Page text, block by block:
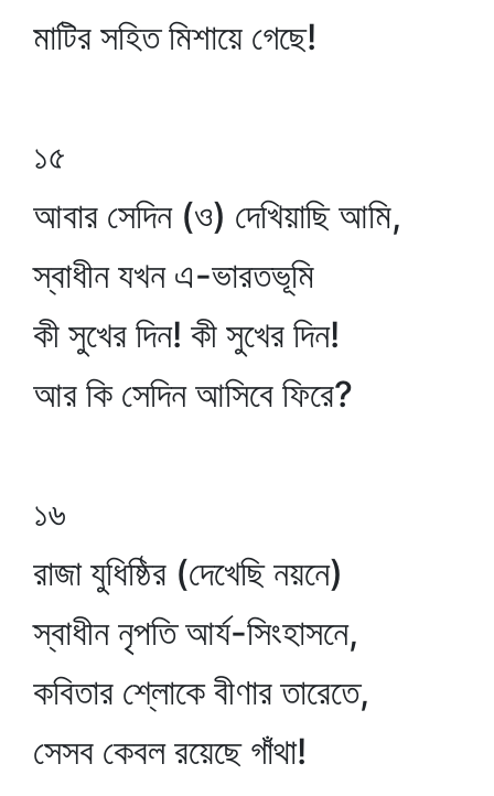
মাটির সহিত মিশায়ে গেছে!
১৫
আবার সেদিন (ও) দেখিয়াছি আমি,
স্বাধীন যখন এ-ভারতভূমি
কী সুখের দিন! কী সুখের দিন!
আর কি সেদিন আসিবে ফিরে?
১৬
রাজা যুধিষ্ঠির (দেখেছি নয়নে)
স্বাধীন নৃপতি আর্য-সিংহাসনে,
কবিতার শ্লোকে বীণার তারেতে,
সেসব কেবল রয়েছে গাঁথা!